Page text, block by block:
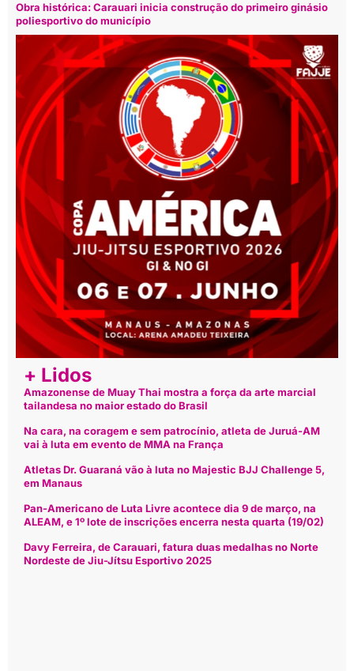
Obra histórica: Carauari inicia construção do primeiro ginásio
poliesportivo do município
+ Lidos
Amazonense de Muay Thai mostra a força da arte marcial
tailandesa no maior estado do Brasil
Na cara, na coragem e sem patrocínio, atleta de Juruá-AM
vai à luta em evento de MMA na França
Atletas Dr. Guaraná vão à luta no Majestic BJJ Challenge 5,
em Manaus
Pan-Americano de Luta Livre acontece dia 9 de março, na
ALEAM, e 1º lote de inscrições encerra nesta quarta (19/02)
Davy Ferreira, de Carauari, fatura duas medalhas no Norte
Nordeste de Jiu-Jítsu Esportivo 2025